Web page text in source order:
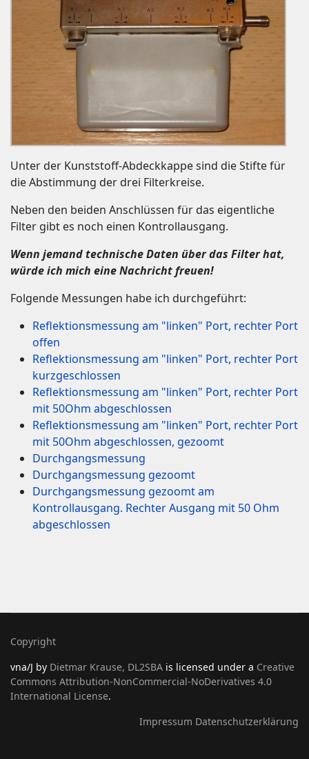
Unter der Kunststoff-Abdeckkappe sind die Stifte für
die Abstimmung der drei Filterkreise.
Neben den beiden Anschlüssen für das eigentliche
Filter gibt es noch einen Kontrollausgang.
Wenn jemand technische Daten über das Filter hat,
würde ich mich eine Nachricht freuen!
Folgende Messungen habe ich durchgeführt:
Reflektionsmessung am "linken" Port, rechter Port
offen
Reflektionsmessung am "linken" Port, rechter Port
kurzgeschlossen
Reflektionsmessung am "linken" Port, rechter Port
mit 50Ohm abgeschlossen
Reflektionsmessung am "linken" Port, rechter Port
mit 50Ohm abgeschlossen, gezoomt
Durchgangsmessung
Durchgangsmessung gezoomt
Durchgangsmessung gezoomt am
Kontrollausgang. Rechter Ausgang mit 50 Ohm
abgeschlossen
Copyright
vna/J by Dietmar Krause, DL2SBA is licensed under a Creative
Commons Attribution-NonCommercial-NoDerivatives 4.0
International License.
Impressum Datenschutzerklärung